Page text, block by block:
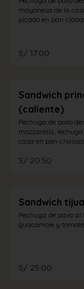
mayonesa de la
picado en pan
S/ 17.00
Sandwich
(caliente)
Pechuga de pollo
mozzarella,
casa en pan
S/ 20.50
Sandwich
Pechuga de pavo al
guacamole y
S/ 25.00